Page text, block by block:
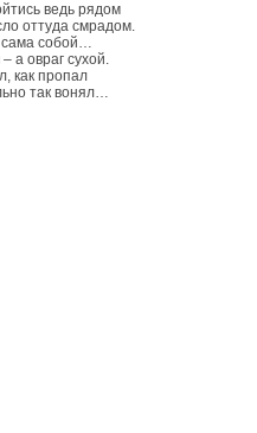
ведь рядом
оттуда смрадом.
сама собой…
а овраг сухой.
как пропал
так вонял…